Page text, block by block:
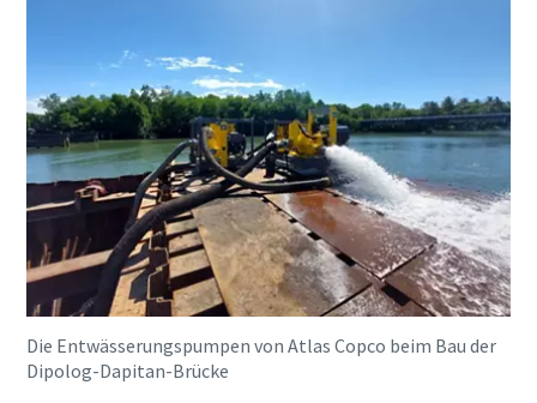
Die Entwässerungspumpen von Atlas Copco beim Bau der
Dipolog-Dapitan-Brücke